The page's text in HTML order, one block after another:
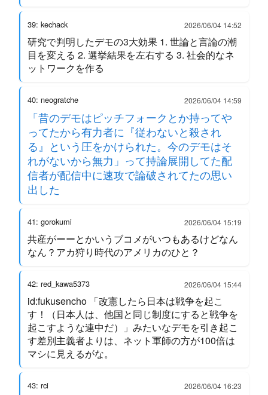
39: kechack 2026/06/04 14:52
研究で判明したデモの3大効果 1. 世論と言論の潮
目を変える 2. 選挙結果を左右する 3. 社会的なネ
ットワークを作る
40: neogratche 2026/06/04 14:59
「昔のデモはピッチフォークとか持ってや
ってたから有力者に『従わないと殺され
る』という圧をかけられた。今のデモはそ
れがないから無力」って持論展開してた配
信者が配信中に速攻で論破されてたの思い
出した
41: gorokumi 2026/06/04 15:19
共産がーーとかいうブコメがいつもあるけどなん
なん？アカ狩り時代のアメリカのひと？
42: red_kawa5373 2026/06/04 15:44
id:fukusencho 「改憲したら日本は戦争を起こ
す！（日本人は、他国と同じ制度にすると戦争を
起こすような連中だ）」みたいなデモを引き起こ
す差別主義者よりは、ネット軍師の方が100倍は
マシに見えるがな。
43: rci 2026/06/04 16:23